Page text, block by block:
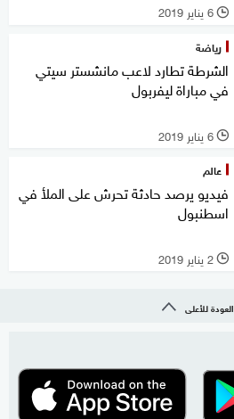
l 6 يناير 2019
رياضة
الشرطة تطارد لاعب مانشستر سيتي
في مباراة ليفربول
l 6 يناير 2019
عالم
فيديو يرصد حادثة تحرش على الملأ في
اسطنبول
l 2 يناير 2019
العودة للأعلى